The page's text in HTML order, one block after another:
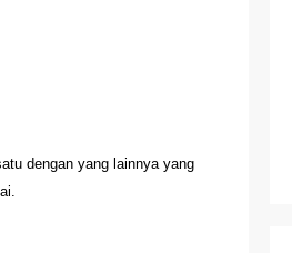
171
dengan yang lainnya yang